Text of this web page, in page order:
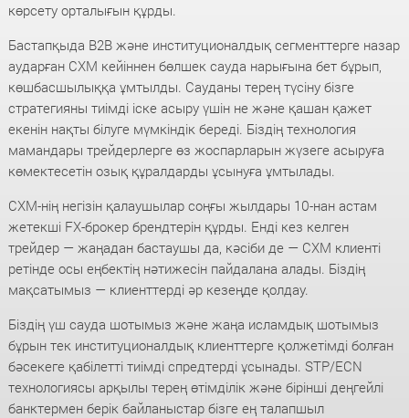
көрсету орталығын құрды.
Бастапқыда B2B және институционалдық сегменттерге назар
аударған CXM кейіннен бөлшек сауда нарығына бет бұрып,
көшбасшылыққа ұмтылды. Сауданы терең түсіну бізге
стратегияны тиімді іске асыру үшін не және қашан қажет
екенін нақты білуге мүмкіндік береді. Біздің технология
мамандары трейдерлерге өз жоспарларын жүзеге асыруға
көмектесетін озық құралдарды ұсынуға ұмтылады.
CXM-нің негізін қалаушылар соңғы жылдары 10-нан астам
жетекші FX-брокер брендтерін құрды. Енді кез келген
трейдер — жаңадан бастаушы да, кәсіби де — CXM клиенті
ретінде осы еңбектің нәтижесін пайдалана алады. Біздің
мақсатымыз — клиенттерді әр кезеңде қолдау.
Біздің үш сауда шотымыз және жаңа исламдық шотымыз
бұрын тек институционалдық клиенттерге қолжетімді болған
бәсекеге қабілетті тиімді спредтерді ұсынады. STP/ECN
технологиясы арқылы терең өтімділік және бірінші деңгейлі
банктермен берік байланыстар бізге ең талапшыл